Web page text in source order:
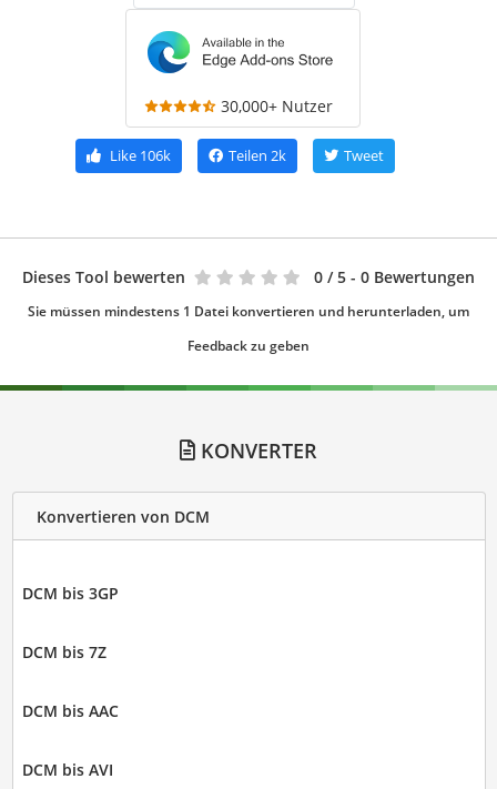
30,000+ Nutzer
Like 106k Teilen 2k Tweet
Dieses Tool bewerten 0 / 5 - 0 Bewertungen
Sie müssen mindestens 1 Datei konvertieren und herunterladen, um
Feedback zu geben
KONVERTER
Konvertieren von DCM
DCM bis 3GP
DCM bis 7Z
DCM bis AAC
DCM bis AVI